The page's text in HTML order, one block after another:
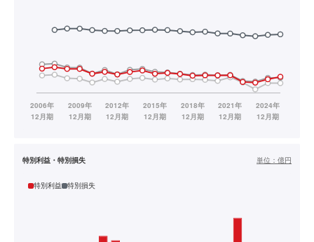
特別利益・特別損失 単位： 億円
特別利益 特別損失